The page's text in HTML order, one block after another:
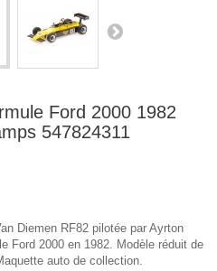
Ford 2000 1982
547824311
Diemen RF82 pilotée par Ayrton
Ford 2000 en 1982. Modèle réduit de
auto de collection.